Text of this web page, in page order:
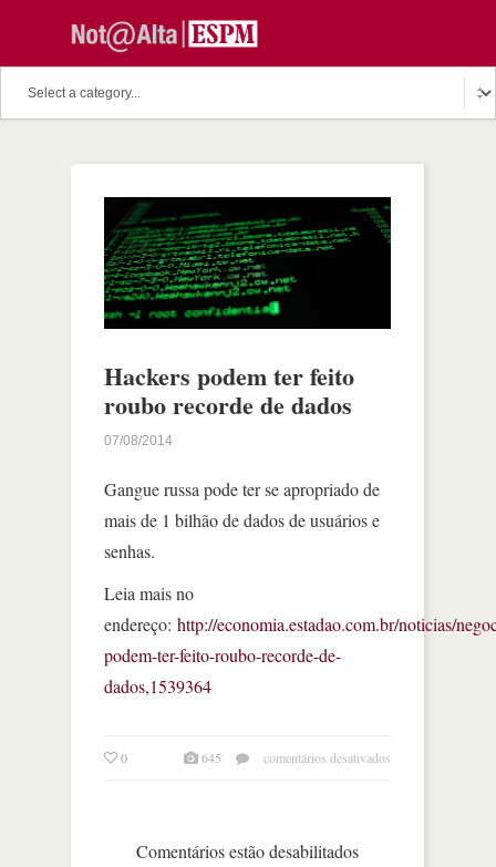
Hackers podem ter feito
roubo recorde de dados
07/08/2014
Gangue russa pode ter se apropriado de
mais de 1 bilhão de dados de usuários e
senhas.
Leia mais no
endereço: http://economia.estadao.com.br/noticias/
podem-ter-feito-roubo-recorde-de-
dados,1539364
0 645 comentários desativados
Comentários estão desabilitados